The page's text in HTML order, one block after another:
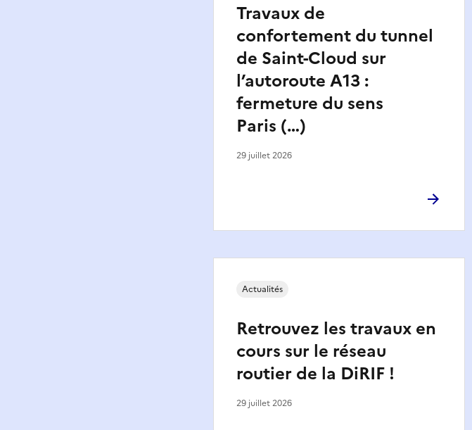
Travaux de
confortement du tunnel
de Saint-Cloud sur
l’autoroute A13 :
fermeture du sens
Paris (…)
29 juillet 2026
Retrouvez les travaux en
cours sur le réseau
routier de la DiRIF !
Actualités
29 juillet 2026